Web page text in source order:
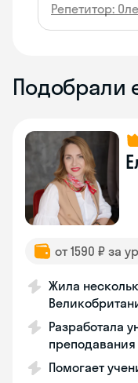
Репетитор:
Подобрали
от 1590 ₽ за
Жила
Разработала
Помогает